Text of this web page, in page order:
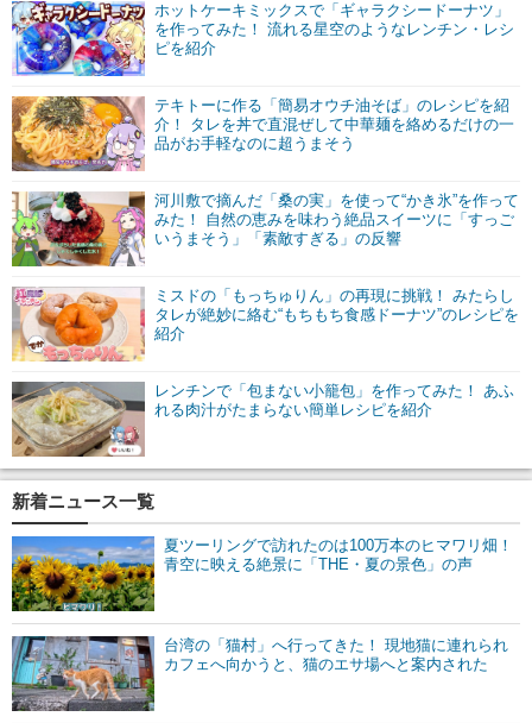
ホットケーキミックスで「ギャラクシードーナツ」
を作ってみた！ 流れる星空のようなレンチン・レシ
ピを紹介
テキトーに作る「簡易オウチ油そば」のレシピを紹
介！ タレを丼で直混ぜして中華麺を絡めるだけの一
品がお手軽なのに超うまそう
河川敷で摘んだ「桑の実」を使って“かき氷”を作って
みた！ 自然の恵みを味わう絶品スイーツに「すっご
いうまそう」「素敵すぎる」の反響
ミスドの「もっちゅりん」の再現に挑戦！ みたらし
タレが絶妙に絡む“もちもち食感ドーナツ”のレシピを
紹介
レンチンで「包まない小籠包」を作ってみた！ あふ
れる肉汁がたまらない簡単レシピを紹介
新着ニュース一覧
夏ツーリングで訪れたのは100万本のヒマワリ畑！
青空に映える絶景に「THE・夏の景色」の声
台湾の「猫村」へ行ってきた！ 現地猫に連れられ
カフェへ向かうと、猫のエサ場へと案内された